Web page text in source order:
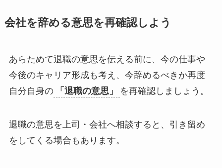
会社を辞める意思を再確認しよう
あらためて退職の意思を伝える前に、今の仕事や
今後のキャリア形成も考え、今辞めるべきか再度
自分自身の
「退職の意思」 を再確認しましょう。
退職の意思を上司・会社へ相談すると、引き留め
をしてくる場合もあります。